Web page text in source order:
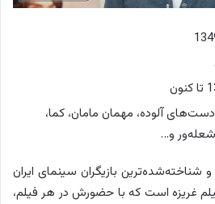
آلوده، مهمان مامان، کما،
شعله‌ور و…
و شناخته‌شده‌ترین بازیگران سینمای ایران
غریزه است که با حضورش در هر فیلم،